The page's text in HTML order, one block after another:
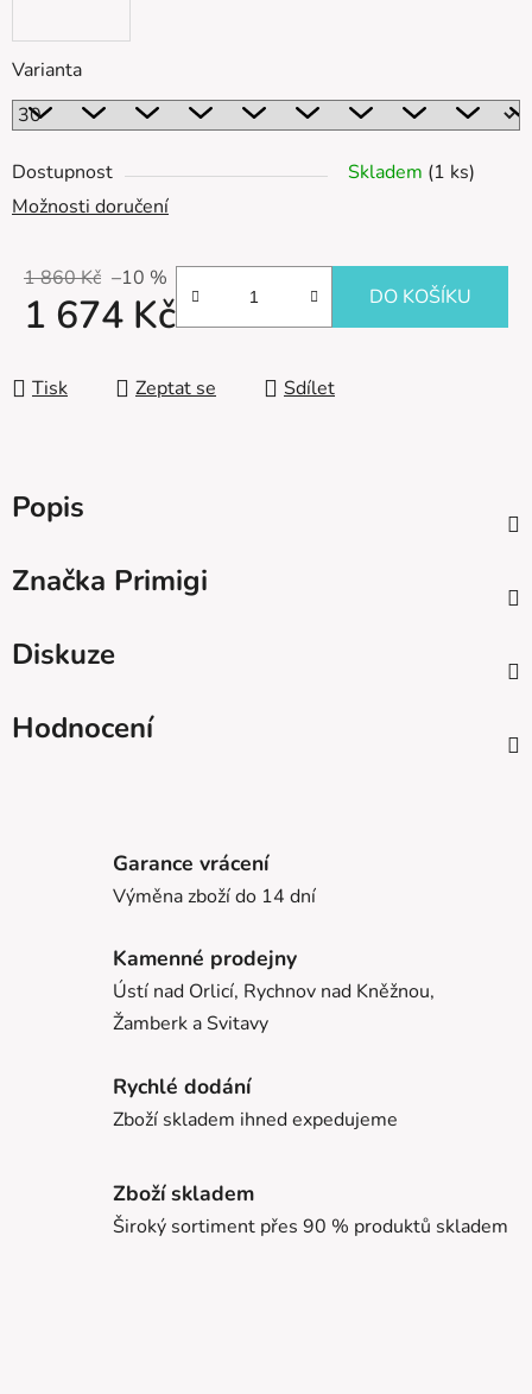
Varianta
Dostupnost Skladem (1 ks)
Možnosti doručení
1 860 Kč –10 %
1 674 Kč DO KOŠÍKU
Tisk Zeptat se Sdílet
Popis
Značka Primigi
Diskuze
Hodnocení
Garance vrácení
Výměna zboží do 14 dní
Kamenné prodejny
Ústí nad Orlicí, Rychnov nad Kněžnou,
Žamberk a Svitavy
Rychlé dodání
Zboží skladem ihned expedujeme
Zboží skladem
Široký sortiment přes 90 % produktů skladem